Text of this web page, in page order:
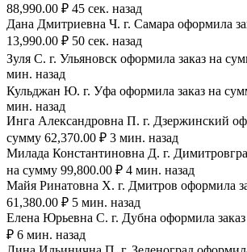
88,990.00 ₽ 45 сек. назад
Дана Дмитриевна Ч. г. Самара оформила
13,990.00 ₽ 50 сек. назад
Зуля С. г. Ульяновск оформила заказ на
мин. назад
Кульджан Ю. г. Уфа оформила заказ на
мин. назад
Инга Александровна П. г. Дзержинский
сумму 62,370.00 ₽ 3 мин. назад
Милада Константиновна Д. г.
на сумму 99,800.00 ₽ 4 мин. назад
Майя Ринатовна Х. г. Дмитров оформила
61,380.00 ₽ 5 мин. назад
Елена Юрьевна С. г. Дубна оформила
₽ 6 мин. назад